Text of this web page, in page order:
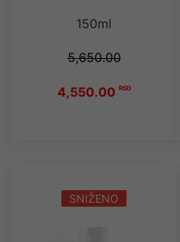
150ml
5,650.00
4,550.00 RSD
SNIŽENO